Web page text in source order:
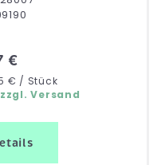
€
€ / Stück
zzgl. Versand